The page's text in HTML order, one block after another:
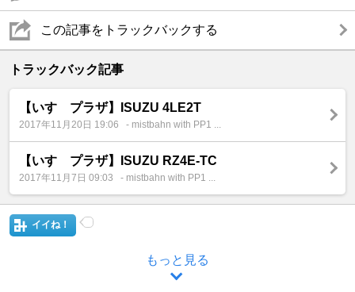
この記事をトラックバックする
トラックバック記事
【いすゞプラザ】ISUZU 4LE2T
2017年11月20日 19:06 - mistbahn with PP1 ...
【いすゞプラザ】ISUZU RZ4E-TC
2017年11月7日 09:03 - mistbahn with PP1 ...
イイね！
もっと見る